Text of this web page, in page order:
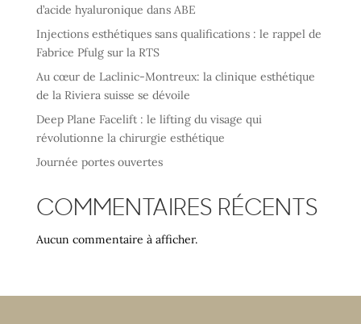
d’acide hyaluronique dans ABE
Injections esthétiques sans qualifications : le rappel de
Fabrice Pfulg sur la RTS
Au cœur de Laclinic-Montreux: la clinique esthétique
de la Riviera suisse se dévoile
Deep Plane Facelift : le lifting du visage qui
révolutionne la chirurgie esthétique
Journée portes ouvertes
COMMENTAIRES RÉCENTS
Aucun commentaire à afficher.